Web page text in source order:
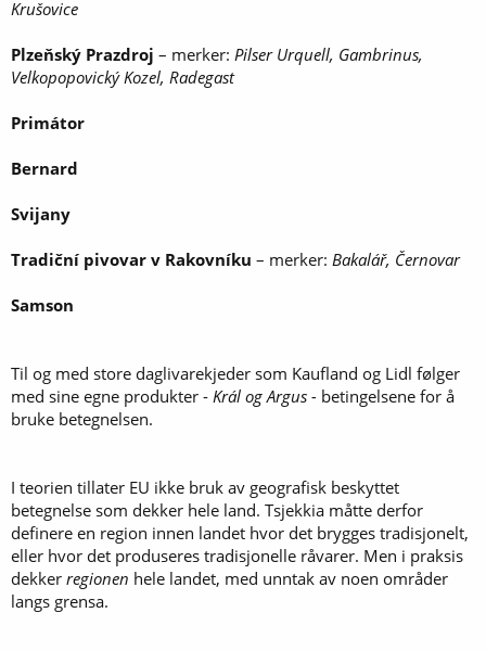
Krušovice
Plzeňský Prazdroj – merker: Pilser Urquell, Gambrinus,
Velkopopovický Kozel, Radegast
Primátor
Bernard
Svijany
Tradiční pivovar v Rakovníku – merker: Bakalář, Černovar
Samson
Til og med store daglivarekjeder som Kaufland og Lidl følger
med sine egne produkter - Král og Argus - betingelsene for å
bruke betegnelsen.
I teorien tillater EU ikke bruk av geografisk beskyttet
betegnelse som dekker hele land. Tsjekkia måtte derfor
definere en region innen landet hvor det brygges tradisjonelt,
eller hvor det produseres tradisjonelle råvarer. Men i praksis
dekker regionen hele landet, med unntak av noen områder
langs grensa.